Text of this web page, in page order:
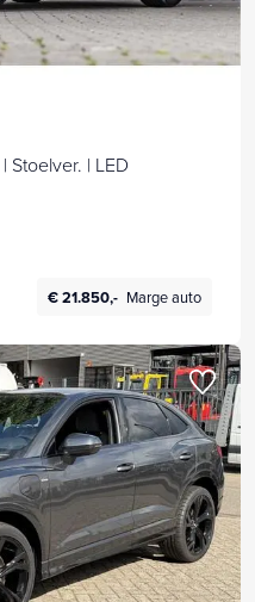
Stoelver. | LED
€ 21.850,- Marge auto